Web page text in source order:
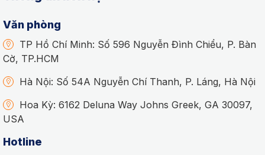
Văn phòng
TP Hồ Chí Minh: Số 596 Nguyễn Đình Chiểu, P. Bàn
Cờ, TP.HCM
Hà Nội: Số 54A Nguyễn Chí Thanh, P. Láng, Hà Nội
Hoa Kỳ: 6162 Deluna Way Johns Greek, GA 30097,
USA
Hotline